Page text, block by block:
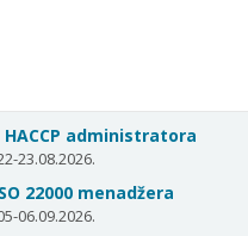
HACCP administratora
23.08.2026.
22000 menadžera
06.09.2026.